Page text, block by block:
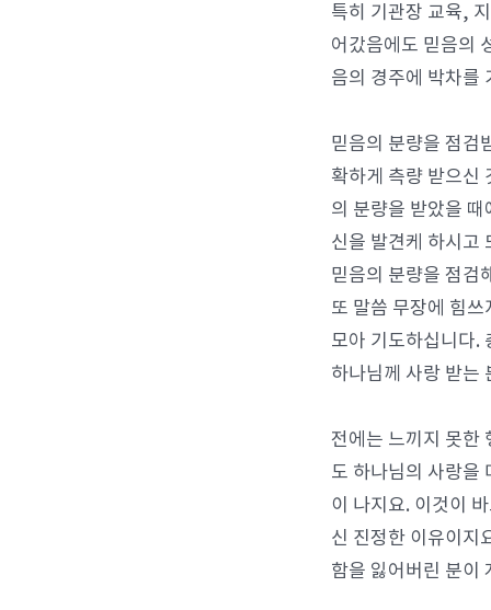
특히 기관장 교육,
어갔음에도 믿음의
음의 경주에 박차를
믿음의 분량을 점검
확하게 측량 받으신
의 분량을 받았을
신을 발견케 하시고
믿음의 분량을 점검
또 말씀 무장에 힘
모아 기도하십니다.
하나님께 사랑 받는
전에는 느끼지 못한
도 하나님의 사랑을
이 나지요. 이것이
신 진정한 이유이지
함을 잃어버린 분이